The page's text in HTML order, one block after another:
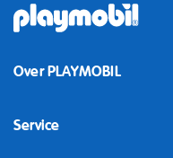
Over PLAYMOBIL
Service